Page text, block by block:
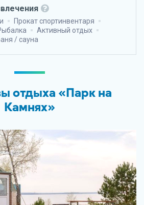
Прокат спортинвентаря
Активный отдых
/ сауна
отдыха «Парк на
Камнях»